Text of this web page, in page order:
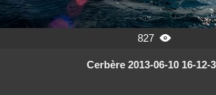
827 
Cerbère 2013-06-10 16-12-